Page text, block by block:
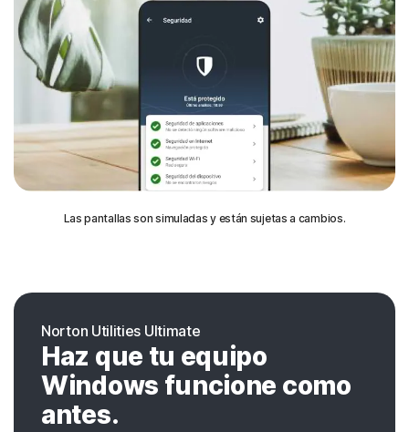
Las pantallas son simuladas y están sujetas a cambios.
Norton Utilities Ultimate
Haz que tu equipo
Windows funcione como
antes.